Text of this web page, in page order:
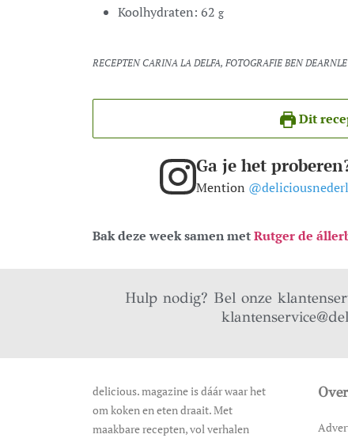
Koolhydraten: 62 g
RECEPTEN CARINA LA DELFA, FOTOGRAFIE BEN
Dit
Ga je het
Mention
Bak deze week samen metRutger de
Hulp nodig? Bel onze
delicious. magazine is dáár waar het
om koken en eten draait. Met
maakbare recepten, vol verhalen